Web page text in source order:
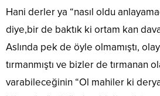
Hani derler ya “nasıl oldu
diye,bir de baktık ki ortam kan
Aslında pek de öyle olmamıştı,
tırmanmıştı ve bizler de tırmanan
varabileceğinin “Ol mahiler ki